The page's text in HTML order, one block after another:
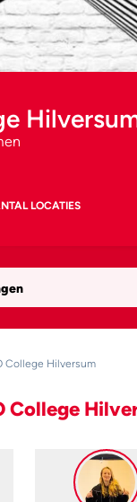
LOCATIES
College Hilversum
College